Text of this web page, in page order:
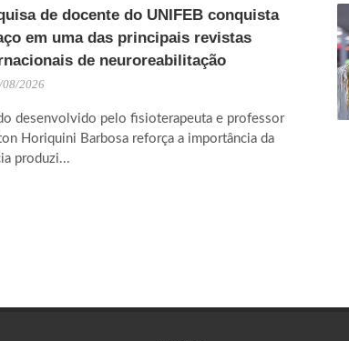
de docente do UNIFEB conquista
em uma das principais revistas
de neuroreabilitação
08/2026
desenvolvido pelo fisioterapeuta e professor
Horiquini Barbosa reforça a importância da
produzi...